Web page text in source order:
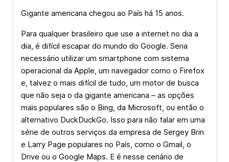
Gigante americana chegou ao País há 15 anos.
Para qualquer brasileiro que use a internet no dia a
dia, é difícil escapar do mundo do Google. Seria
necessário utilizar um smartphone com sistema
operacional da Apple, um navegador como o Firefox
e, talvez o mais difícil de tudo, um motor de busca
que não seja o da gigante americana – as opções
mais populares são o Bing, da Microsoft, ou então o
alternativo DuckDuckGo. Isso para não falar em uma
série de outros serviços da empresa de Sergey Brin
e Larry Page populares no País, como o Gmail, o
Drive ou o Google Maps. E é nesse cenário de